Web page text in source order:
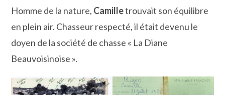
Homme de la nature, Camilletrouvait son équilibre
en plein air. Chasseur respecté, il était devenu le
doyen de la société de chasse « La Diane
Beauvoisinoise ».